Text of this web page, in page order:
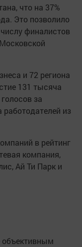
что на 37%
Это позволило
финалистов
и 72 региона
131 тысяча
за
из
в рейтинг
компания,
Ай Ти Парк и
объективным